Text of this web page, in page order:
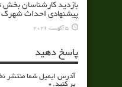
بازدید کارشناسان
پیشنهادی احداث
5 آگوست 2026
پاسخ دهید
آدرس ایمیل شما منتشر
پر کنید.*